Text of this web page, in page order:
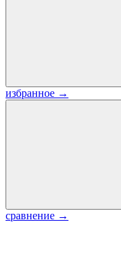
избранное →
сравнение →